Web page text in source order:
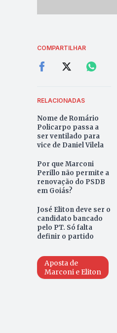
COMPARTILHAR
RELACIONADAS
Nome de Romário
Policarpo passa a
ser ventilado para
vice de Daniel Vilela
Por que Marconi
Perillo não permite a
renovação do PSDB
em Goiás?
José Eliton deve ser o
candidato bancado
pelo PT. Só falta
definir o partido
Aposta de
Marconi e Eliton